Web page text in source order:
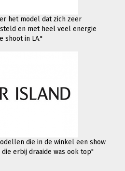
het model dat zich zeer
en met heel veel energie
shoot in LA."
die in de winkel een show
erbij draaide was ook top"